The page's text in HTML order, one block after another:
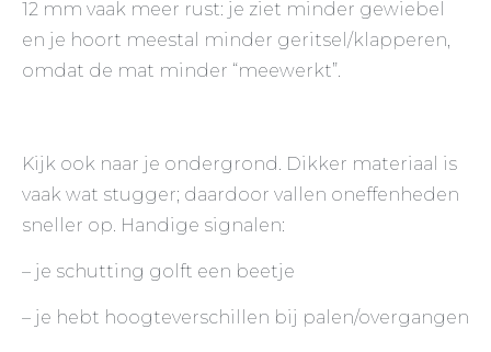
12 mm vaak meer rust: je ziet minder gewiebel
en je hoort meestal minder geritsel/klapperen,
omdat de mat minder “meewerkt”.
Kijk ook naar je ondergrond. Dikker materiaal is
vaak wat stugger; daardoor vallen oneffenheden
sneller op. Handige signalen:
– je schutting golft een beetje
– je hebt hoogteverschillen bij palen/overgangen